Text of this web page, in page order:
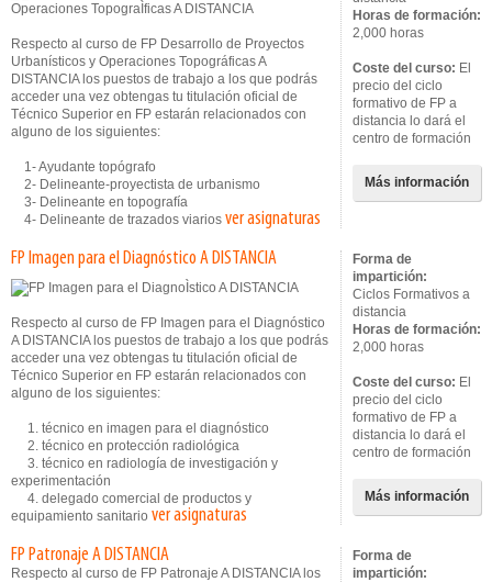
Respecto al curso de FP Desarrollo de Proyectos
Urbanísticos y Operaciones Topográficas A
DISTANCIA los puestos de trabajo a los que podrás
acceder una vez obtengas tu titulación oficial de
Técnico Superior en FP estarán relacionados con
alguno de los siguientes:
1- Ayudante topógrafo
2- Delineante-proyectista de urbanismo
3- Delineante en topografía
4- Delineante de trazados viarios ver asignaturas
Horas de formación:
2,000 horas
Coste del curso: El
precio del ciclo
formativo de FP a
distancia lo dará el
centro de formación
Más información
FP Imagen para el Diagnóstico A DISTANCIA
Respecto al curso de FP Imagen para el Diagnóstico
A DISTANCIA los puestos de trabajo a los que podrás
acceder una vez obtengas tu titulación oficial de
Técnico Superior en FP estarán relacionados con
alguno de los siguientes:
1. técnico en imagen para el diagnóstico
2. técnico en protección radiológica
3. técnico en radiología de investigación y
experimentación
4. delegado comercial de productos y
equipamiento sanitario ver asignaturas
Forma de
impartición:
Ciclos Formativos a
distancia
Horas de formación:
2,000 horas
Coste del curso: El
precio del ciclo
formativo de FP a
distancia lo dará el
centro de formación
Más información
FP Patronaje A DISTANCIA
Respecto al curso de FP Patronaje A DISTANCIA los
Forma de
impartición: